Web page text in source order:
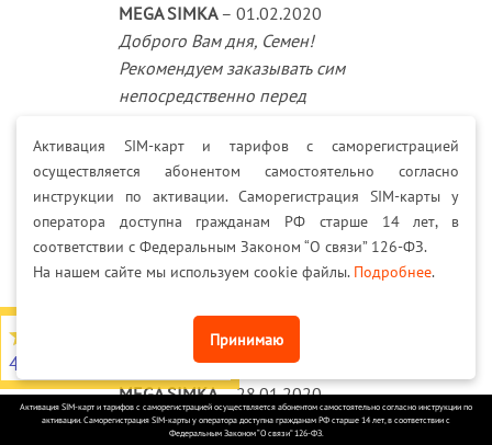
MEGA SIMKA – 01.02.2020
Доброго Вам дня, Семен!
Рекомендуем заказывать сим
непосредственно перед
Семен Витальевич Колисниченко(проверенный
владелец)– 26.01.2020
К чему может привести смена номера на ваших
MEGA SIMKA– 28.01.2020
К смене лицевого счета и, следовательно,
Активация SIM-карт и тарифов с саморегистрацией осуществляется абонентом самостоятельно согласно инструкции по
активации. Саморегистрация SIM-карты у оператора доступна гражданам РФ старше 14 лет, в соответствии с
Федеральным Законом “О связи” 126-ФЗ.
4566 отзывов на Яндекс
Активация SIM-карт и тарифов с саморегистрацией
осуществляется абонентом самостоятельно согласно
инструкции по активации. Саморегистрация SIM-карты у
оператора доступна гражданам РФ старше 14 лет, в
соответствии с Федеральным Законом “О связи” 126-ФЗ.
На нашем сайте мы используем cookie файлы. Подробнее.
Принимаю